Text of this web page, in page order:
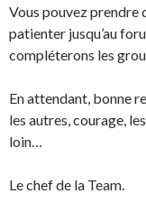
Vous pouvez
patienter jusqu’au
compléterons les
En attendant, bonne
les autres, courage,
loin…
Le chef de la Team.